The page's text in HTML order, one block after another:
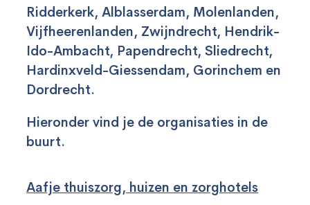
Ridderkerk, Alblasserdam, Molenlanden,
Vijfheerenlanden, Zwijndrecht, Hendrik-
Ido-Ambacht, Papendrecht, Sliedrecht,
Hardinxveld-Giessendam, Gorinchem en
Dordrecht.
Hieronder vind je de organisaties in de
buurt.
Aafje thuiszorg, huizen en zorghotels